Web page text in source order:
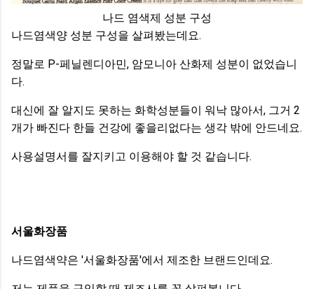
나드 염색제 성분 구성
나드염색양 성분 구성을 살펴봤는데요.
정말로 P-페닐렌디아민, 암모니아 산화제 성분이 없었습니
다.
대신에 잘 알지도 못하는 화학성분들이 워낙 많아서, 그거 2
개가 빠진다 한들 건강에 좋을리없다는 생각 밖에 안드네요.
사용설명서를 잘지키고 이용해야 할 것 같습니다.
서울화장품
나드염색약은 '서울화장품'에서 제조한 브랜드인데요.